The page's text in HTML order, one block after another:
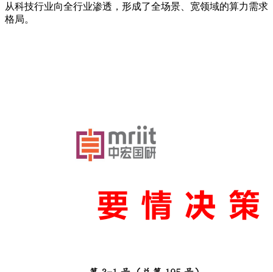
从科技行业向全行业渗透，形成了全场景、宽领域的算力需求
格局。